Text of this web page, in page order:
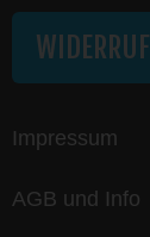
Impressum
AGB und Info